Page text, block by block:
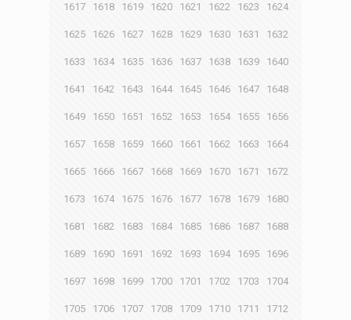
1617 1618 1619 1620 1621 1622 1623 1624
1625 1626 1627 1628 1629 1630 1631 1632
1633 1634 1635 1636 1637 1638 1639 1640
1641 1642 1643 1644 1645 1646 1647 1648
1649 1650 1651 1652 1653 1654 1655 1656
1657 1658 1659 1660 1661 1662 1663 1664
1665 1666 1667 1668 1669 1670 1671 1672
1673 1674 1675 1676 1677 1678 1679 1680
1681 1682 1683 1684 1685 1686 1687 1688
1689 1690 1691 1692 1693 1694 1695 1696
1697 1698 1699 1700 1701 1702 1703 1704
1705 1706 1707 1708 1709 1710 1711 1712